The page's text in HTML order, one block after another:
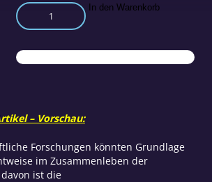
Agentin
des
Menge
In den Warenkorb
– Vorschau:
Forschungen könnten Grundlage
im Zusammenleben der
ist die